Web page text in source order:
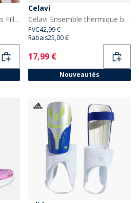
Lagooners T-shirt à fleurs Fille Charcoal
Celavi
Celavi Ensemble thermique basique uni Enfant Lilac
PVC42,99 €
Rabais25,00 €
Current
17,99 €
Nouveautés